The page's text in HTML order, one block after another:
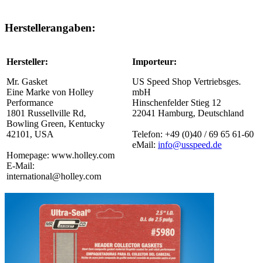
Herstellerangaben:
Hersteller:
Mr. Gasket
Eine Marke von Holley
Performance
1801 Russellville Rd,
Bowling Green, Kentucky
42101, USA
Homepage: www.holley.com
E-Mail:
international@holley.com
Importeur:
US Speed Shop Vertriebsges.
mbH
Hinschenfelder Stieg 12
22041 Hamburg, Deutschland
Telefon: +49 (0)40 / 69 65 61-60
eMail: info@usspeed.de